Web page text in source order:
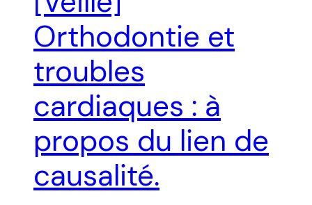
Orthodontie et
troubles
cardiaques : à
propos du lien de
causalité.